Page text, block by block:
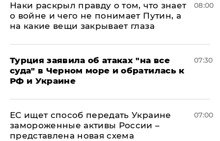
Наки раскрыл правду о том, что знает
о войне и чего не понимает Путин, а
на какие вещи закрывает глаза
08:00
Турция заявила об атаках "на все
суда" в Черном море и обратилась к
РФ и Украине
07:30
ЕС ищет способ передать Украине
замороженные активы России –
представлена новая схема
07:00